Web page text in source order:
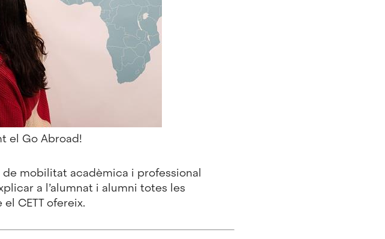
el Go Abroad!
de mobilitat acadèmica i professional
a l’alumnat i alumni totes les
CETT ofereix.